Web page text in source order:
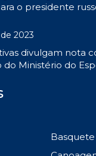
o presidente
2023
divulgam nota
do Ministério do
Basquete